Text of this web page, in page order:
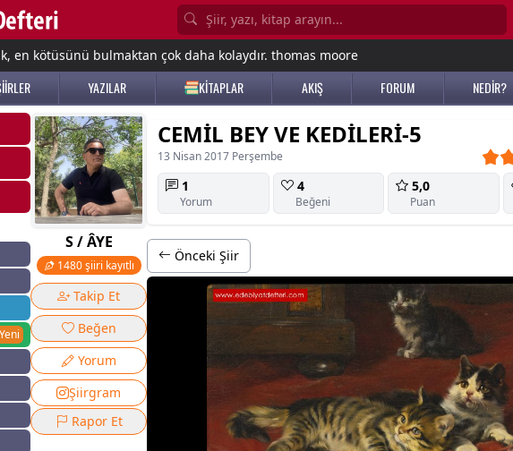
en kötüsünü bulmaktan çok daha kolaydır. thomas moore
YAZILAR KİTAPLAR AKIŞ FORUM NEDİR?
Yeni
S / ÂYE
1480 şiiri kayıtlı
Takip Et
Beğen
Yorum
Şiirgram
Rapor Et
CEMİL BEY VE KEDİLERİ-5
13 Nisan 2017 Perşembe
1
Yorum
4
Beğeni
5,0
Puan
Önceki Şiir